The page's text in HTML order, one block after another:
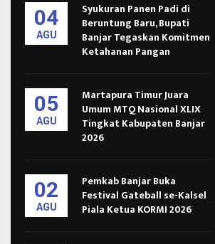
04
AGU
Syukuran Panen Padi di
Beruntung Baru, Bupati
Banjar Tegaskan Komitmen
Ketahanan Pangan
05
AGU
Martapura Timur Juara
Umum MTQ Nasional XLIX
Tingkat Kabupaten Banjar
2026
02
AGU
Pemkab Banjar Buka
Festival Gateball se-Kalsel
Piala Ketua KORMI 2026